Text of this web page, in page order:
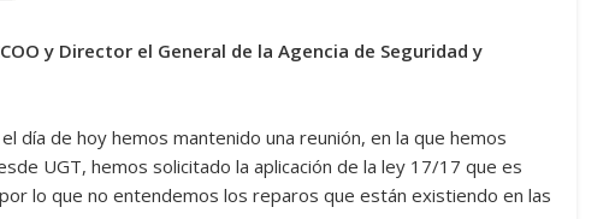
y Director el General de la Agencia de Seguridad y
día de hoy hemos mantenido una reunión, en la que hemos
UGT, hemos solicitado la aplicación de la ley 17/17 que es
lo que no entendemos los reparos que están existiendo en las